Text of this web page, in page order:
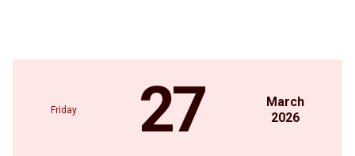
Friday 27
March
2026